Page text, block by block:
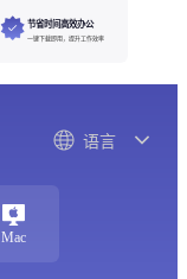
节省时间高效办公
一键下载即用，提升工作效率
语言
Mac